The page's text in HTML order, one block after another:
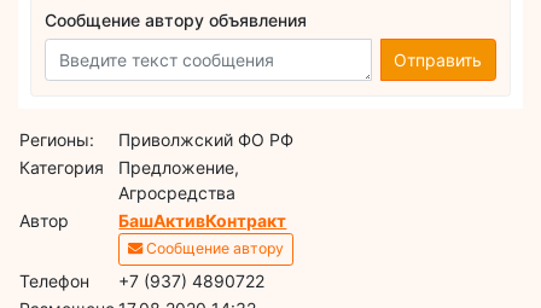
Сообщение автору объявления
Отправить
Регионы:
Приволжский ФО РФ
Категория
Предложение,
Агросредства
Автор
БашАктивКонтракт
Сообщение автору
Телефон
+7 (937) 4890722